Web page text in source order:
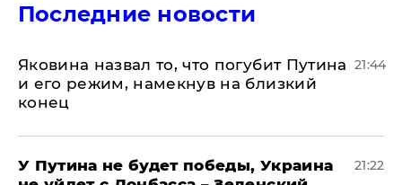
Последние новости
Яковина назвал то, что погубит Путина
и его режим, намекнув на близкий
конец
21:44
У Путина не будет победы, Украина
21:22